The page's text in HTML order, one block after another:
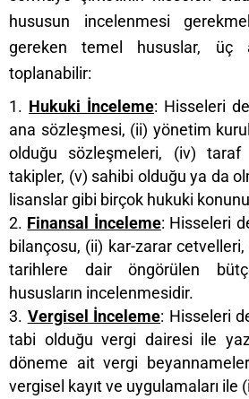
hususun incelenmesi
gereken temel hususlar, üç
toplanabilir:
Hukuki İnceleme: Hisseleri
ana sözleşmesi, (ii) yönetim
olduğu sözleşmeleri, (iv)
takipler, (v) sahibi olduğu ya da
lisanslar gibi birçok hukuki
Finansal İnceleme: Hisseleri
bilançosu, (ii) kar-zarar
tarihlere dair öngörülen
hususların incelenmesidir.
Vergisel İnceleme: Hisseleri
tabi olduğu vergi dairesi ile
döneme ait vergi
vergisel kayıt ve uygulamaları ile